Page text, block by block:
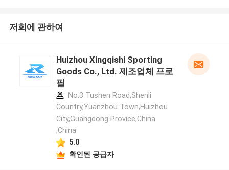
저희에 관하여
Huizhou Xingqishi Sporting
Goods Co., Ltd. 제조업체 프로
필
No.3 Tushen Road,Shenli
Country,Yuanzhou Town,Huizhou
City,Guangdong Provice,China
,China
5.0
확인된 공급자